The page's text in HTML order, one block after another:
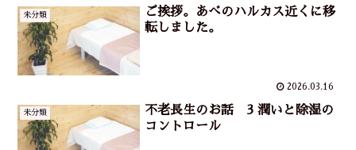
未分類
ご挨拶。あべのハルカス近くに移
転しました。
2026.03.16
未分類
不老長生のお話 3 潤いと除湿の
コントロール